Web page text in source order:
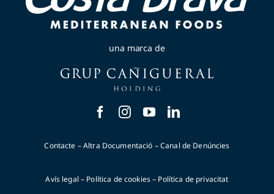
una marca de
Contacte –Altra Documentació –Canal de Denúncies
Avís legal – Política de cookies– Política de privacitat